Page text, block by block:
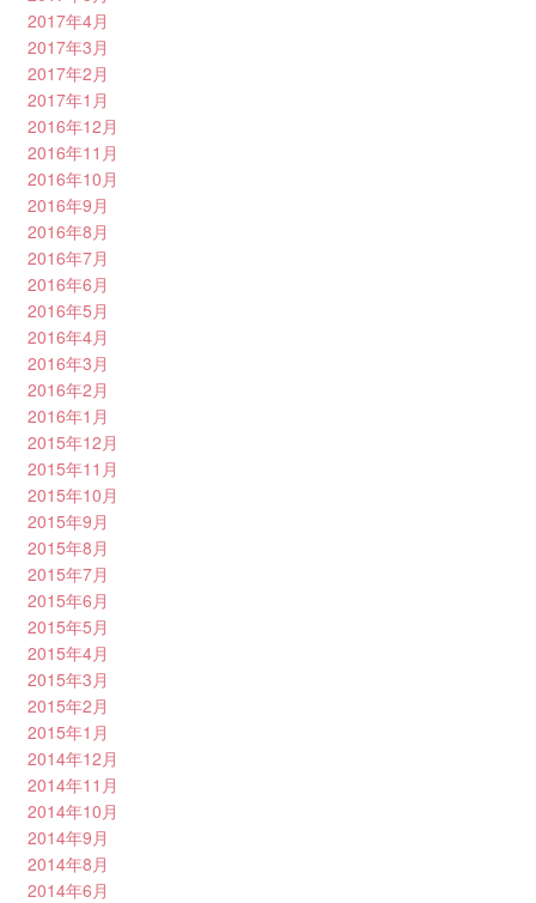
2017年4月
2017年3月
2017年2月
2017年1月
2016年12月
2016年11月
2016年10月
2016年9月
2016年8月
2016年7月
2016年6月
2016年5月
2016年4月
2016年3月
2016年2月
2016年1月
2015年12月
2015年11月
2015年10月
2015年9月
2015年8月
2015年7月
2015年6月
2015年5月
2015年4月
2015年3月
2015年2月
2015年1月
2014年12月
2014年11月
2014年10月
2014年9月
2014年8月
2014年6月